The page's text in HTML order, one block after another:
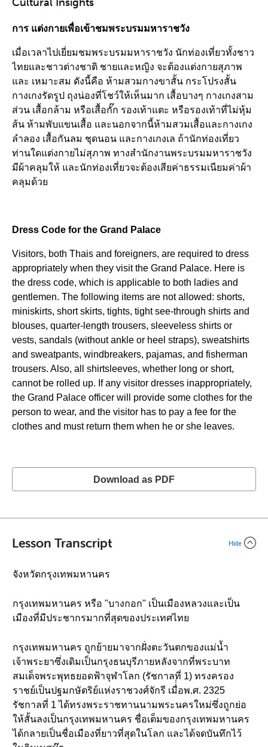
การ แต่งกายเพื่อเข้าชมพระบรมมหาราชวัง
เมื่อเวลาไปเยี่ยมชมพระบรมมหาราชวัง นักท่องเที่ยวทั้งชาว
ไทยและชาวต่างชาติ ชายและหญิง จะต้องแต่งกายสุภาพ
และ เหมาะสม ดังนี้คือ ห้ามสวมกางขาสั้น กระโปรงสั้น
กางเกงรัดรูป ถุงน่องที่โชว์ให้เห็นมาก เสื้อบางๆ กางเกงสาม
ส่วน เสื้อกล้าม หรือเสื้อกั๊ก รองเท้าแตะ หรือรองเท้าที่ไม่หุ้ม
ส้น ห้ามพับแขนเสื้อ และนอกจากนี้ห้ามสวมเสื้อและกางเกง
ลำลอง เสื้อกันลม ชุดนอน และกางเกงเล ถ้านักท่องเที่ยว
ท่านใดแต่งกายไม่สุภาพ ทางสำนักงานพระบรมมหาราชวัง
มีผ้าคลุมให้ และนักท่องเที่ยวจะต้องเสียค่าธรรมเนียมค่าผ้า
คลุมด้วย
Dress Code for the Grand Palace
Visitors, both Thais and foreigners, are required to dress
appropriately when they visit the Grand Palace. Here is
the dress code, which is applicable to both ladies and
gentlemen. The following items are not allowed: shorts,
miniskirts, short skirts, tights, tight see-through shirts and
blouses, quarter-length trousers, sleeveless shirts or
vests, sandals (without ankle or heel straps), sweatshirts
and sweatpants, windbreakers, pajamas, and fisherman
trousers. Also, all shirtsleeves, whether long or short,
cannot be rolled up. If any visitor dresses inappropriately,
the Grand Palace officer will provide some clothes for the
person to wear, and the visitor has to pay a fee for the
clothes and must return them when he or she leaves.
Download as PDF
Lesson Transcript Hide
จังหวัดกรุงเทพมหานคร
กรุงเทพมหานคร หรือ "บางกอก" เป็นเมืองหลวงและเป็น
เมืองที่มีประชากรมากที่สุดของประเทศไทย
กรุงเทพมหานคร ถูกย้ายมาจากฝั่งตะวันตกของแม่น้ำ
เจ้าพระยาซึ่งเดิมเป็นกรุงธนบุรีภายหลังจากที่พระบาท
สมเด็จพระพุทธยอดฟ้าจุฬาโลก (รัชกาลที่ 1) ทรงครอง
ราชย์เป็นปฐมกษัตริย์แห่งราชวงศ์จักรี เมื่่่อพ.ศ. 2325
รัชกาลที่ 1 ได้ทรงพระราชทานนามพระนครใหม่ซึ่งถูกย่อ
ให้สั้นลงเป็นกรุงเทพมหานคร ชื่อเต็มของกรุงเทพมหานคร
ได้กลายเป็นชื่อเมืองที่ยาวที่สุดในโลก และได้จดบันทึกไว้